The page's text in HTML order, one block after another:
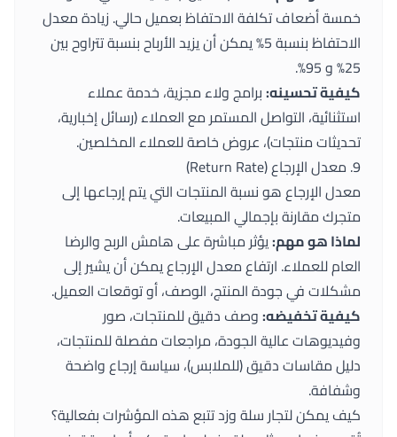
خمسة أضعاف تكلفة الاحتفاظ بعميل حالي. زيادة معدل
الاحتفاظ بنسبة 5% يمكن أن يزيد الأرباح بنسبة تتراوح بين
25% و 95%.
كيفية تحسينه:برامج ولاء مجزية، خدمة عملاء
استثنائية، التواصل المستمر مع العملاء (رسائل إخبارية،
تحديثات منتجات)، عروض خاصة للعملاء المخلصين.
9. معدل الإرجاع (Return Rate)
معدل الإرجاع هو نسبة المنتجات التي يتم إرجاعها إلى
متجرك مقارنة بإجمالي المبيعات.
لماذا هو مهم:يؤثر مباشرة على هامش الربح والرضا
العام للعملاء. ارتفاع معدل الإرجاع يمكن أن يشير إلى
مشكلات في جودة المنتج، الوصف، أو توقعات العميل.
كيفية تخفيضه:وصف دقيق للمنتجات، صور
وفيديوهات عالية الجودة، مراجعات مفصلة للمنتجات،
دليل مقاسات دقيق (للملابس)، سياسة إرجاع واضحة
وشفافة.
كيف يمكن لتجار سلة وزد تتبع هذه المؤشرات بفعالية؟